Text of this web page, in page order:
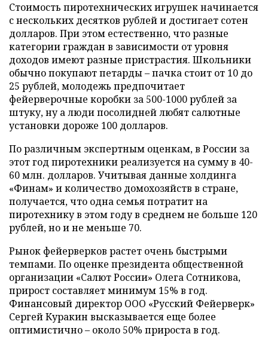
Стоимость пиротехнических игрушек начинается
с нескольких десятков рублей и достигает сотен
долларов. При этом естественно, что разные
категории граждан в зависимости от уровня
доходов имеют разные пристрастия. Школьники
обычно покупают петарды – пачка стоит от 10 до
25 рублей, молодежь предпочитает
фейерверочные коробки за 500-1000 рублей за
штуку, ну а люди посолидней любят салютные
установки дороже 100 долларов.
По различным экспертным оценкам, в России за
этот год пиротехники реализуется на сумму в 40-
60 млн. долларов. Учитывая данные холдинга
«Финам» и количество домохозяйств в стране,
получается, что одна семья потратит на
пиротехнику в этом году в среднем не больше 120
рублей, но и не меньше 70.
Рынок фейерверков растет очень быстрыми
темпами. По оценке президента общественной
организации «Салют России» Олега Сотникова,
прирост составляет минимум 15% в год.
Финансовый директор ООО «Русский Фейерверк»
Сергей Куракин высказывается еще более
оптимистично – около 50% прироста в год.